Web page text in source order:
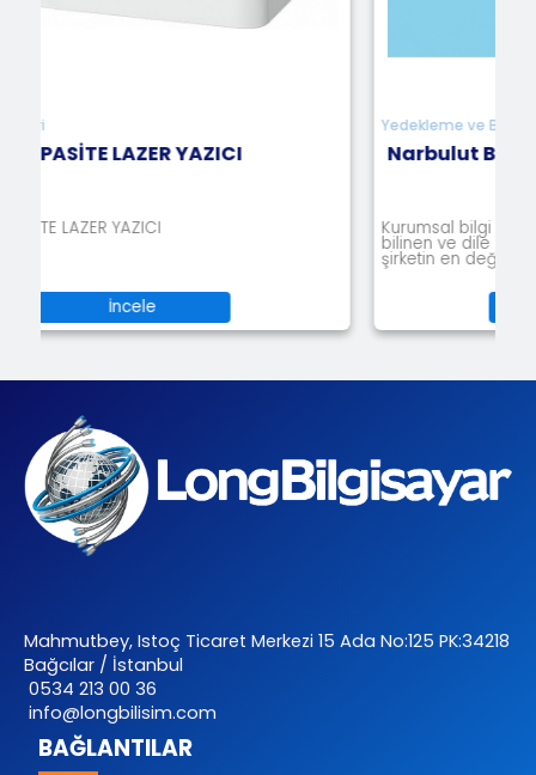
Narbulut Bulut Yedekleme
Kurumsal bilgi teknolojileri alanında uzun yıllardır
bilinen ve dile getirilen bir gerçek var: Veri, bir
Mahmutbey, Istoç Ticaret Merkezi 15 Ada No:125 PK:34218
Bağcılar / İstanbul
0534 213 00 36
info@longbilisim.com
BAĞLANTILAR